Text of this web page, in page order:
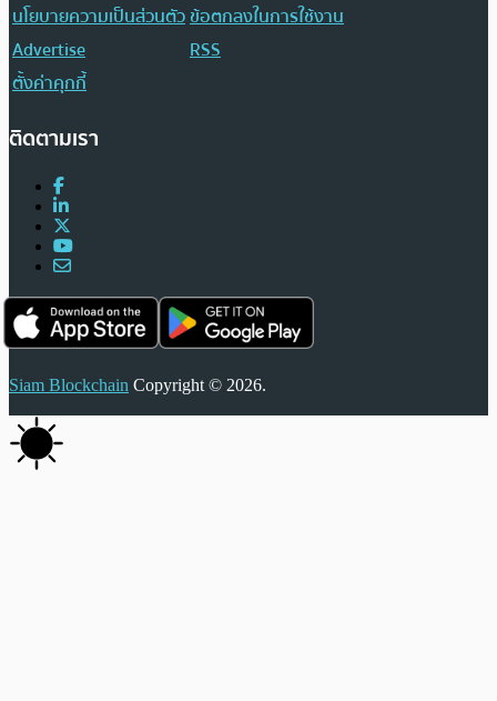
นโยบายความเป็นส่วนตัวข้อตกลงในการใช้งาน
Advertise
RSS
ตั้งค่าคุกกี้
ติดตามเรา
Siam Blockchain Copyright © 2026.